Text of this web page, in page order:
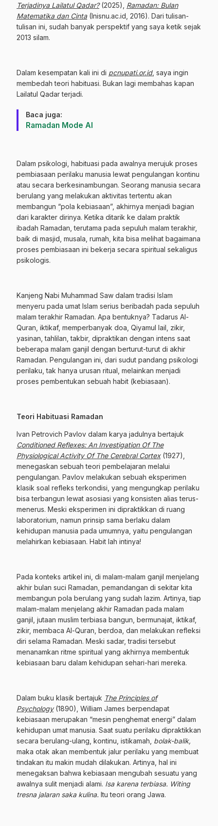
Terjadinya Lailatul Qadar? (2025), Ramadan: Bulan
Matematika dan Cinta (Inisnu.ac.id, 2016). Dari tulisan-
tulisan ini, sudah banyak perspektif yang saya ketik sejak
2013 silam.
Dalam kesempatan kali ini di pcnupati.or.id, saya ingin
membedah teori habituasi. Bukan lagi membahas kapan
Lailatul Qadar terjadi.
Baca juga:
Ramadan Mode AI
Dalam psikologi, habituasi pada awalnya merujuk proses
pembiasaan perilaku manusia lewat pengulangan kontinu
atau secara berkesinambungan. Seorang manusia secara
berulang yang melakukan aktivitas tertentu akan
membangun “pola kebiasaan”, akhirnya menjadi bagian
dari karakter dirinya. Ketika ditarik ke dalam praktik
ibadah Ramadan, terutama pada sepuluh malam terakhir,
baik di masjid, musala, rumah, kita bisa melihat bagaimana
proses pembiasaan ini bekerja secara spiritual sekaligus
psikologis.
Kanjeng Nabi Muhammad Saw dalam tradisi Islam
menyeru pada umat Islam serius beribadah pada sepuluh
malam terakhir Ramadan. Apa bentuknya? Tadarus Al-
Quran, iktikaf, memperbanyak doa, Qiyamul lail, zikir,
yasinan, tahlilan, takbir, dipraktikan dengan intens saat
beberapa malam ganjil dengan berturut-turut di akhir
Ramadan. Pengulangan ini, dari sudut pandang psikologi
perilaku, tak hanya urusan ritual, melainkan menjadi
proses pembentukan sebuah habit (kebiasaan).
Teori Habituasi Ramadan
Ivan Petrovich Pavlov dalam karya jadulnya bertajuk
Conditioned Reflexes: An Investigation Of The
Physiological Activity Of The Cerebral Cortex (1927),
menegaskan sebuah teori pembelajaran melalui
pengulangan. Pavlov melakukan sebuah eksperimen
klasik soal refleks terkondisi, yang mengungkap perilaku
bisa terbangun lewat asosiasi yang konsisten alias terus-
menerus. Meski eksperimen ini dipraktikkan di ruang
laboratorium, namun prinsip sama berlaku dalam
kehidupan manusia pada umumnya, yaitu pengulangan
melahirkan kebiasaan. Habit lah intinya!
Pada konteks artikel ini, di malam-malam ganjil menjelang
akhir bulan suci Ramadan, pemandangan di sekitar kita
membangun pola berulang yang sudah lazim. Artinya, tiap
malam-malam menjelang akhir Ramadan pada malam
ganjil, jutaan muslim terbiasa bangun, bermunajat, iktikaf,
zikir, membaca Al-Quran, berdoa, dan melakukan refleksi
diri selama Ramadan. Meski sadar, tradisi tersebut
menanamkan ritme spiritual yang akhirnya membentuk
kebiasaan baru dalam kehidupan sehari-hari mereka.
Dalam buku klasik bertajuk The Principles of
Psychology(1890), William James berpendapat
kebiasaan merupakan “mesin penghemat energi” dalam
kehidupan umat manusia. Saat suatu perilaku dipraktikkan
secara berulang-ulang, kontinu, istikamah, bolak-balik,
maka otak akan membentuk jalur perilaku yang membuat
tindakan itu makin mudah dilakukan. Artinya, hal ini
menegaksan bahwa kebiasaan mengubah sesuatu yang
awalnya sulit menjadi alami. Isa karena terbiasa. Witing
tresna jalaran saka kulina. Itu teori orang Jawa.